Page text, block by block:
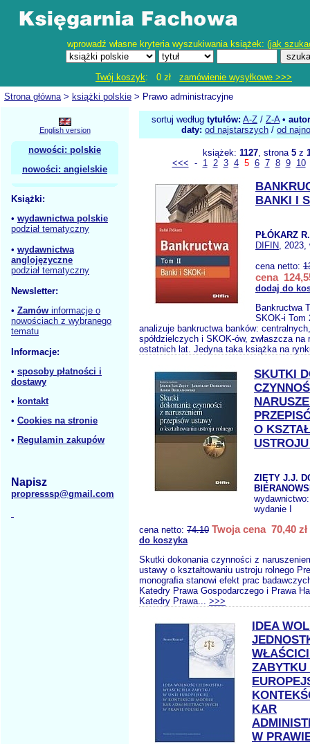
wprowadź własne kryteria wyszukiwania książek: (jak
Twój koszyk: 0 zł zamówienie wysyłkowe >>>
Strona główna> książki polskie > Prawo administracyjne
English version
nowości: polskie
nowości: angielskie
Książki:
• wydawnictwa polskie
podział tematyczny
• wydawnictwa
anglojęzyczne
podział tematyczny
Newsletter:
• Zamów informacje o
nowościach z wybranego
tematu
Informacje:
• sposoby płatności i
dostawy
• kontakt
• Cookies na stronie
• Regulamin zakupów
Napisz
propresssp@gmail.com
sortuj według tytułów: A-Z / Z-A•
daty: od najstarszych / od
książek: 1127, strona 5z
<<< - 1 2 3 4 5 6 7 8 9 10
BANKI I
PŁÓKARZ R.
DIFIN, 2023,
cena netto:
cena
dodaj do
Bankructwa
SKOK-i Tom
analizuje bankructwa banków:
spółdzielczych i SKOK-ów, zwłaszcza na
ostatnich lat. Jedyna taka książka na
SKUTKI
O
ZIĘTY J.J.
wydanie I
cena netto: 74.10 Twoja cena 70,40 zł
do koszyka
Skutki dokonania czynności z
ustawy o kształtowaniu ustroju rolnego
monograﬁa stanowi efekt prac
Katedry Prawa Gospodarczego i Prawa
Katedry Prawa... >>>
IDEA
ZABYTKU
KAR
W